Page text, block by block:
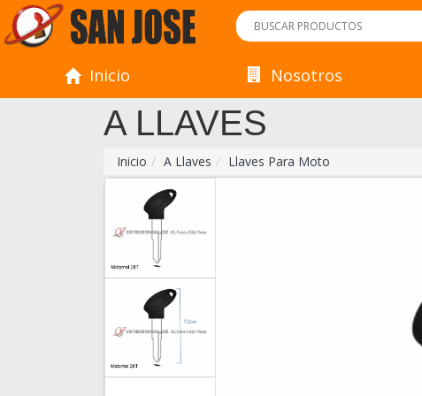
Inicio Nosotros
A LLAVES
Inicio A Llaves Llaves Para Moto